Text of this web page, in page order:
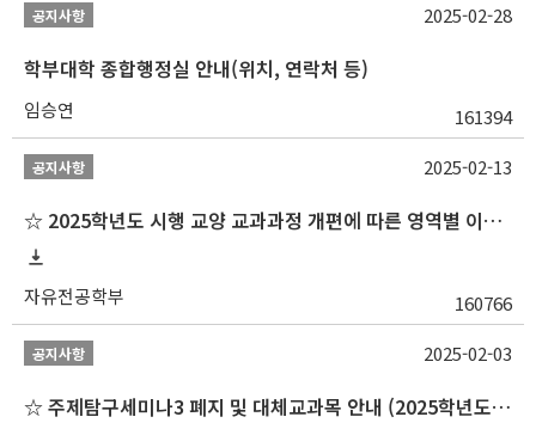
공지사항
학부대학 종합행정실 안내(위치, 연락처 등)
임승연 161394
2025-02-28
공지사항
☆ 2025학년도 시행 교양 교과과정 개편에 따른 영역별 이수 안내
자유전공학부 160766
2025-02-13
공지사항
☆ 주제탐구세미나3 폐지 및 대체교과목 안내 (2025학년도 1학기부터)
2025-02-03